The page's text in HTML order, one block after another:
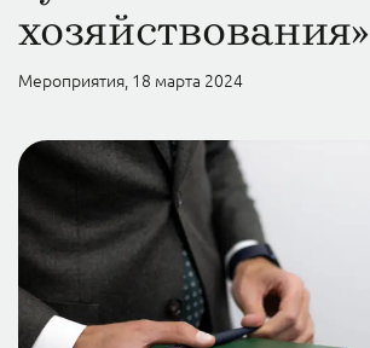
хозяйствования»
Мероприятия, 18 марта 2024